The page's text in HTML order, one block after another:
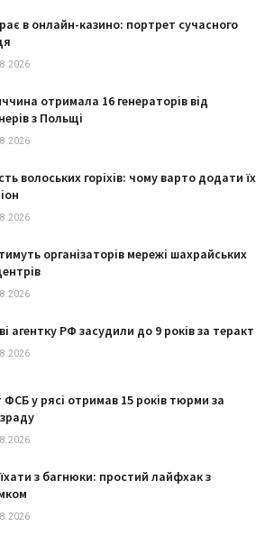
в онлайн-казино: портрет сучасного
отримала 16 генераторів від
з Польщі
волоських горіхів: чому варто додати їх
організаторів мережі шахрайських
агентку РФ засудили до 9 років за теракт
ФСБ у рясі отримав 15 років тюрми за
з багнюки: простий лайфхак з